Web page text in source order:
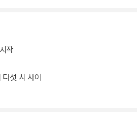
소설의 가장 큰 매력은 등장인물과 이
상의 섬세한 결을 살린 구체성과 작품 전
. 심사위원들은 이런 장점들이 ‘동시대성
회귀하는 등 침체에 빠져드는 우리 청소
큰 힘이 되어 줄 것’이라며 신인 작가의
작
섯 시 사이